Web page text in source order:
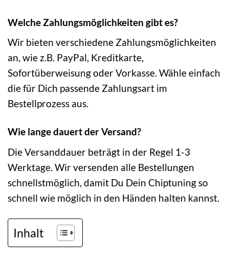
Welche Zahlungsmöglichkeiten gibt es?
Wir bieten verschiedene Zahlungsmöglichkeiten
an, wie z.B. PayPal, Kreditkarte,
Sofortüberweisung oder Vorkasse. Wähle einfach
die für Dich passende Zahlungsart im
Bestellprozess aus.
Wie lange dauert der Versand?
Die Versanddauer beträgt in der Regel 1-3
Werktage. Wir versenden alle Bestellungen
schnellstmöglich, damit Du Dein Chiptuning so
schnell wie möglich in den Händen halten kannst.
Inhalt